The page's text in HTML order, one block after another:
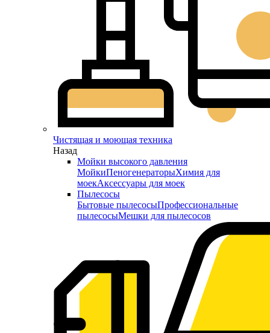
Чистящая и моющая техника
Назад
Мойки высокого давления
МойкиПеногенераторыХимия для
моекАксессуары для моек
Пылесосы
Бытовые пылесосыПрофессиональные
пылесосыМешки для пылесосов